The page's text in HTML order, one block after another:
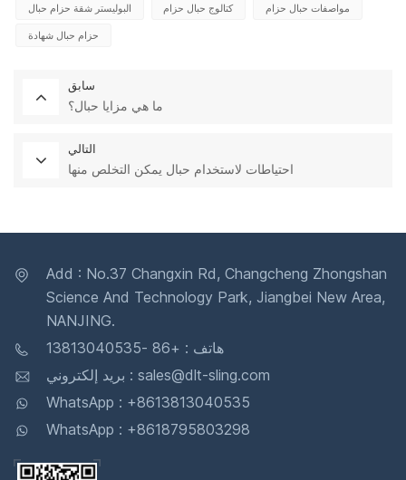
البوليستر شقة حزام حبال كتالوج حبال حزام مواصفات حبال حزام
حزام حبال شهادة
سابق
ما هي مزايا حبال؟
التالي
احتياطات لاستخدام حبال يمكن التخلص منها
Add : No.37 Changxin Rd, Changcheng Zhongshan
Science And Technology Park, Jiangbei New Area,
NANJING.
هاتف : +86 -13813040535
بريد إلكتروني : sales@dlt-sling.com
WhatsApp : +8613813040535
WhatsApp : +8618795803298